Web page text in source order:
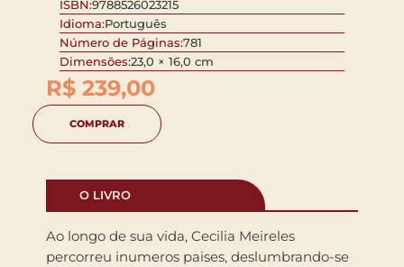
ISBN:9788526023215
Idioma:Português
Número de Páginas:781
Dimensões:23,0 × 16,0 cm
R$ 239,00
COMPRAR
O LIVRO
Ao longo de sua vida, Cecilia Meireles
percorreu inumeros paises, deslumbrando-se